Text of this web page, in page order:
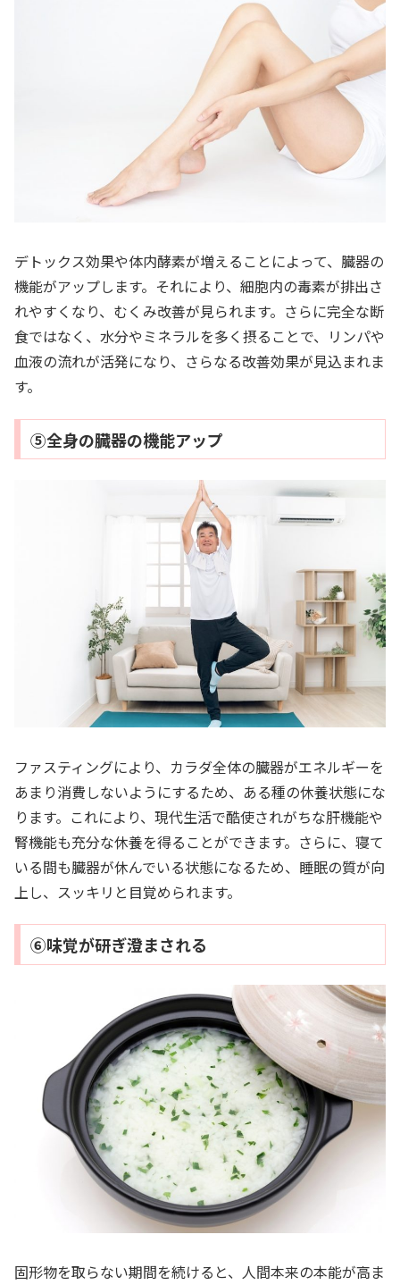
デトックス効果や体内酵素が増えることによって、臓器の
機能がアップします。それにより、細胞内の毒素が排出さ
れやすくなり、むくみ改善が見られます。さらに完全な断
食ではなく、水分やミネラルを多く摂ることで、リンパや
血液の流れが活発になり、さらなる改善効果が見込まれま
す。
⑤全身の臓器の機能アップ
ファスティングにより、カラダ全体の臓器がエネルギーを
あまり消費しないようにするため、ある種の休養状態にな
ります。これにより、現代生活で酷使されがちな肝機能や
腎機能も充分な休養を得ることができます。さらに、寝て
いる間も臓器が休んでいる状態になるため、睡眠の質が向
上し、スッキリと目覚められます。
⑥味覚が研ぎ澄まされる
固形物を取らない期間を続けると、人間本来の本能が高ま